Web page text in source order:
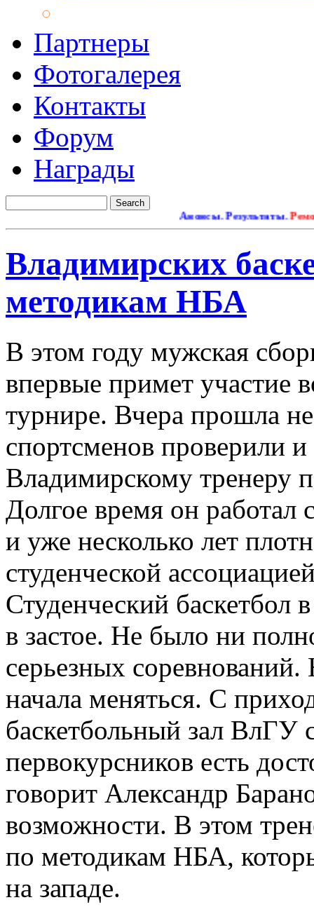
Партнеры
Фотогалерея
Контакты
Форум
Награды
Анонсы. Результаты.Ремонт
Владимирских
методикам НБА
В этом году мужская
впервые примет участие
турнире. Вчера прошла
спортсменов проверили
Владимирскому тренеру
Долгое время он
и уже несколько лет
студенческой
Студенческий баскетбол
в застое. Не было ни
серьезных
начала меняться. С
баскетбольный зал ВлГУ
первокурсников есть
говорит Александр
возможности. В этом
по методикам НБА,
на западе.